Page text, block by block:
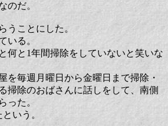
のだ。
うことにした。
いる。
何と1年間掃除をしていないと笑いな
を毎週月曜日から金曜日まで掃除・
掃除のおばさんに話しをして、南側
った。
いう。